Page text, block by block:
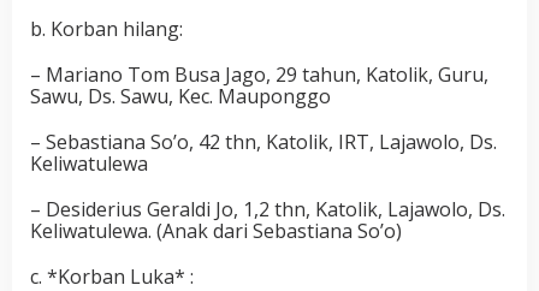
b. Korban hilang:
– Mariano Tom Busa Jago, 29 tahun, Katolik, Guru,
Sawu, Ds. Sawu, Kec. Mauponggo
– Sebastiana So’o, 42 thn, Katolik, IRT, Lajawolo, Ds.
Keliwatulewa
– Desiderius Geraldi Jo, 1,2 thn, Katolik, Lajawolo, Ds.
Keliwatulewa. (Anak dari Sebastiana So’o)
c. *Korban Luka* :